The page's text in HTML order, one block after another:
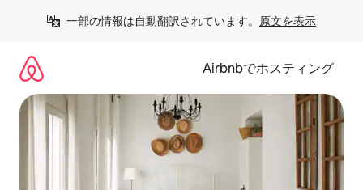
一部の情報は自動翻訳されています。 原文を表示
Airbnbでホスティング